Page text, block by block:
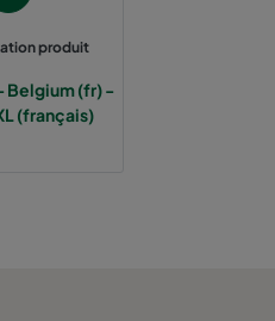
produit
Belgium (fr) -
(français)